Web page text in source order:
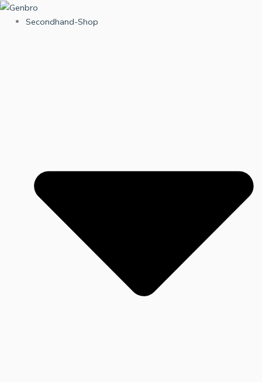
Zum
Inhalt Secondhand-Shop